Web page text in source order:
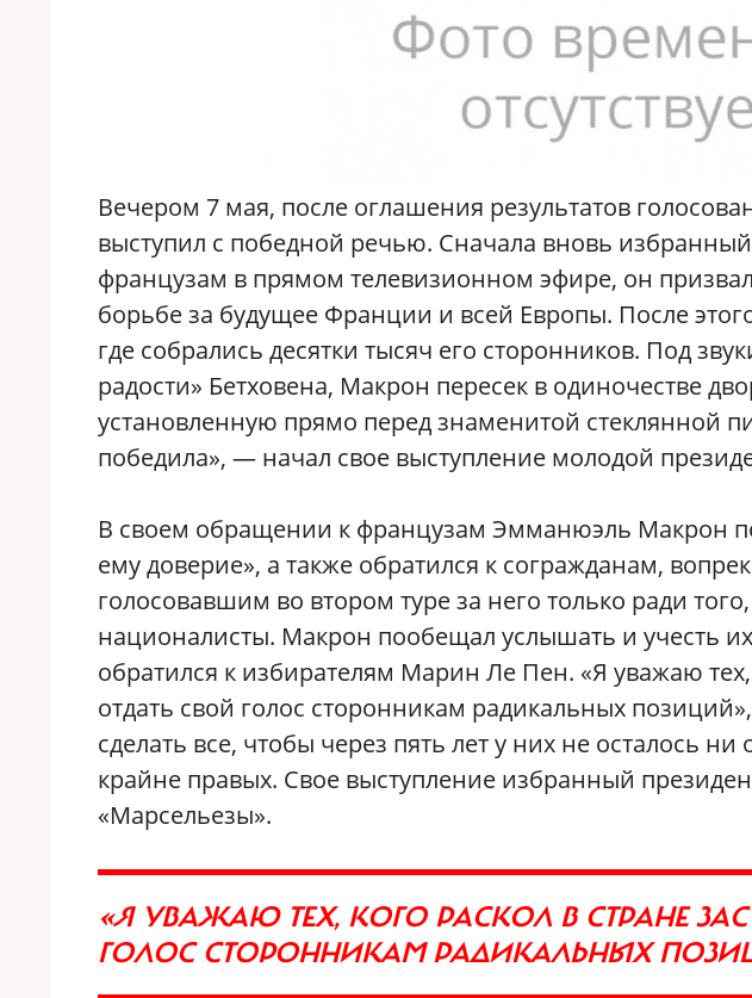
Вечером 7 мая, после оглашения результатов
выступил с победной речью. Сначала вновь
французам в прямом телевизионном эфире, он
борьбе за будущее Франции и всей Европы. После
где собрались десятки тысяч его сторонников. Под
радости» Бетховена, Макрон пересек в одиночестве
установленную прямо перед знаменитой стеклянной
победила», — начал свое выступление молодой
В своем обращении к французам Эмманюэль Макрон
ему доверие», а также обратился к согражданам,
голосовавшим во втором туре за него только ради
националисты. Макрон пообещал услышать и учесть
обратился к избирателям Марин Ле Пен. «Я уважаю тех,
отдать свой голос сторонникам радикальных
сделать все, чтобы через пять лет у них не осталось
крайне правых. Свое выступление избранный
«Марсельезы».
«Я УВАЖАЮ ТЕХ, КОГО РАСКОЛ В СТРАНЕ
ГОЛОС СТОРОННИКАМ РАДИКАЛЬНЫХ